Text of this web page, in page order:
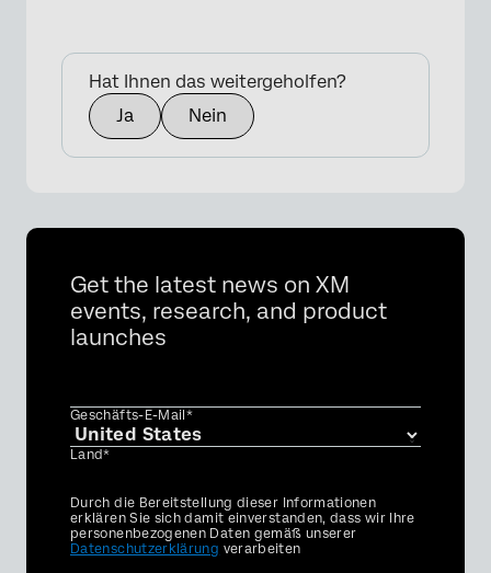
Hat Ihnen das weitergeholfen?
Ja
Nein
Get the latest news on XM
events, research, and product
launches
Geschäfts-E-Mail*
Land*
Privacy
Optin
Durch die Bereitstellung dieser Informationen
erklären Sie sich damit einverstanden, dass wir Ihre
personenbezogenen Daten gemäß unserer
Datenschutzerklärung verarbeiten